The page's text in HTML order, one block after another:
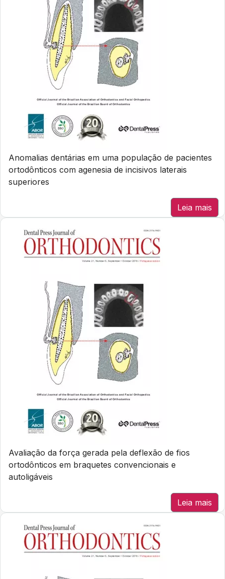
Anomalias dentárias em uma população de pacientes
ortodônticos com agenesia de incisivos laterais
superiores
Leia mais
Avaliação da força gerada pela deflexão de fios
ortodônticos em braquetes convencionais e
autoligáveis
Leia mais